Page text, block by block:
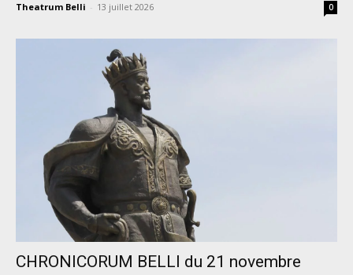
Theatrum Belli - 13 juillet 2026 0
CHRONICORUM BELLI du 21 novembre